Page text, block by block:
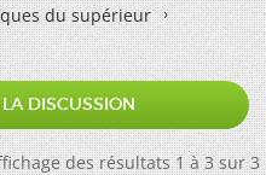
du supérieur
DISCUSSION
des résultats 1 à 3 sur 3